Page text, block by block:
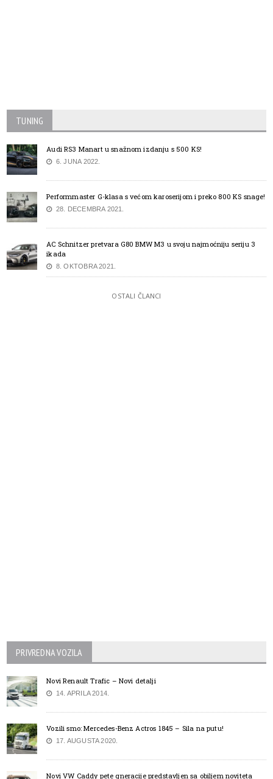
TUNING
Audi RS3 Manart u snažnom izdanju s 500 KS!
6. JUNA 2022.
Performmaster G-klasa s većom karoserijom i preko 800 KS snage!
28. DECEMBRA 2021.
AC Schnitzer pretvara G80 BMW M3 u svoju najmoćniju seriju 3
ikada
8. OKTOBRA 2021.
OSTALI ČLANCI
PRIVREDNA VOZILA
Novi Renault Trafic – Novi detalji
14. APRILA 2014.
Vozili smo: Mercedes-Benz Actros 1845 – Sila na putu!
17. AUGUSTA 2020.
Novi VW Caddy pete gneracije predstavljen sa obiljem noviteta